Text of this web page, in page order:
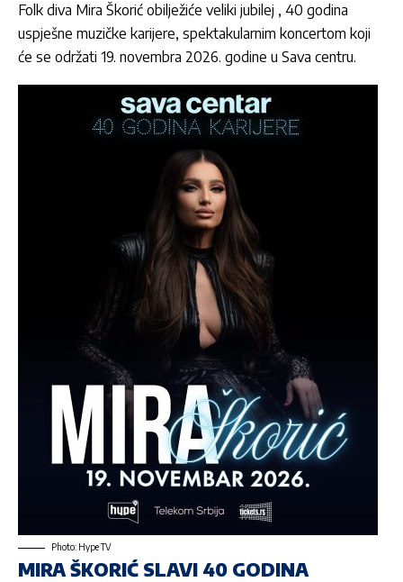
Folk diva Mira Škorić obilježiće veliki jubilej , 40 godina
uspješne muzičke karijere, spektakularnim koncertom koji
će se održati 19. novembra 2026. godine u Sava centru.
Photo: Hype TV
MIRA ŠKORIĆ SLAVI 40 GODINA